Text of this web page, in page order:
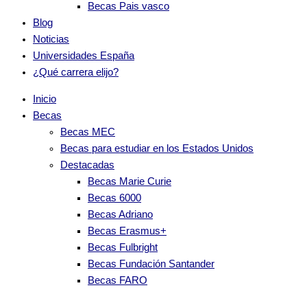
Becas Pais vasco
Blog
Noticias
Universidades España
¿Qué carrera elijo?
Inicio
Becas
Becas MEC
Becas para estudiar en los Estados Unidos
Destacadas
Becas Marie Curie
Becas 6000
Becas Adriano
Becas Erasmus+
Becas Fulbright
Becas Fundación Santander
Becas FARO